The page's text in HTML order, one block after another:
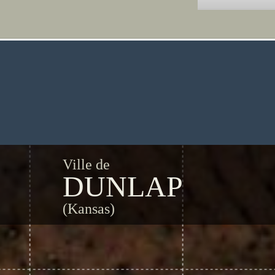
Ville de
DUNLAP
(Kansas)